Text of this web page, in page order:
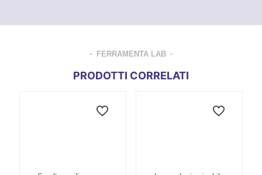
FERRAMENTA LAB
PRODOTTI CORRELATI